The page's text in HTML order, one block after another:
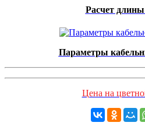
Расчет
Параметры
Цена на